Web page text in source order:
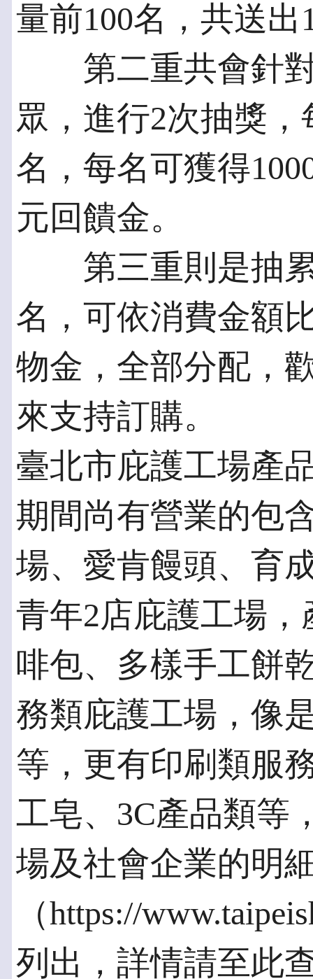
量前100名，共送
第二重共會針對
眾，進行2次抽獎
名，每名可獲得
元回饋金。
第三重則是抽累
名，可依消費金額
物金，全部分配，
來支持訂購。
臺北市庇護工場產
期間尚有營業的包
場、愛肯饅頭、育
青年2店庇護工場
啡包、多樣手工餅
務類庇護工場，像
等，更有印刷類服
工皂、3C產品類等
場及社會企業的明
（https://
列出，詳情請至此